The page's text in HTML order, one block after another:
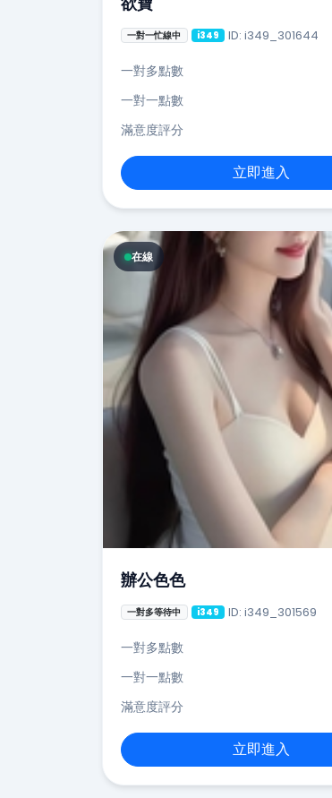
一對一忙線中 i349 ID: i349_301644
一對多點數
一對一點數
滿意度評分
立即進入
在線
辦公色色
一對多等待中 i349 ID: i349_301569
一對多點數
一對一點數
滿意度評分
立即進入